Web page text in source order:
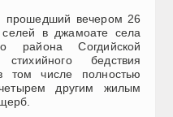
прошедший вечером 26
в джамоате села
района Согдийской
бедствия
том числе полностью
другим жилым